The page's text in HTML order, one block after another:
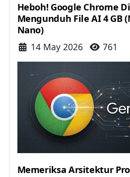
Heboh! Google Chrome
Mengunduh File AI 4 GB
Nano)
Details
14 May 2026 761
Memeriksa Arsitektur